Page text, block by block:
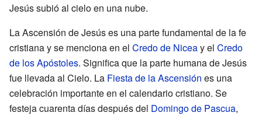
Jesús subió al cielo en una nube.
La Ascensión de Jesús es una parte fundamental de la fe
cristiana y se menciona en el Credo de Niceay el Credo
de los Apóstoles. Significa que la parte humana de Jesús
fue llevada al Cielo. La Fiesta de la Ascensión es una
celebración importante en el calendario cristiano. Se
festeja cuarenta días después del Domingo de Pascua,